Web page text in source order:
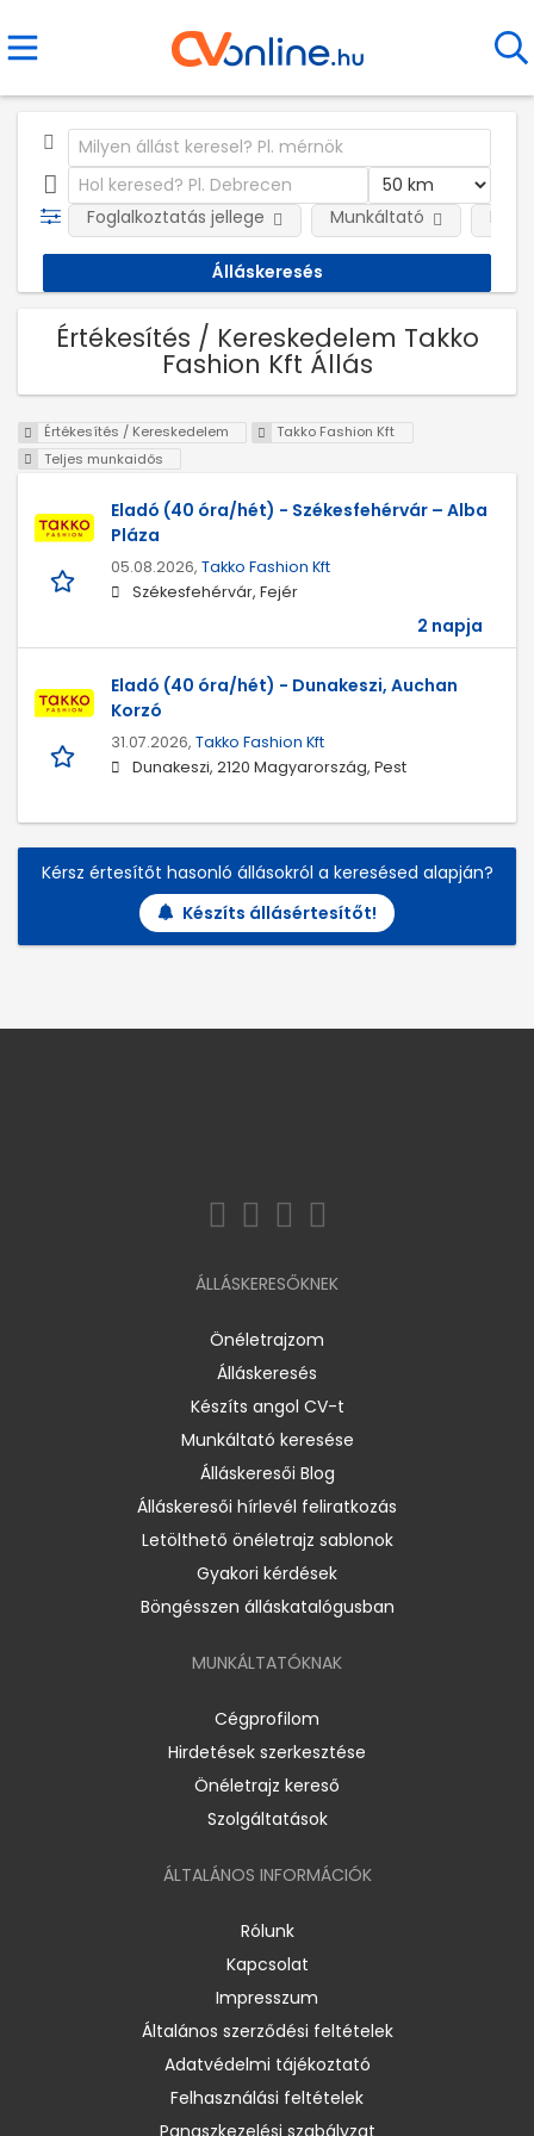
Foglalkoztatás jellege Munkáltató
Értékesítés / Kereskedelem Takko
Fashion Kft Állás
Értékesítés / Kereskedelem
Takko Fashion Kft
Teljes munkaidős
Eladó (40 óra/hét) - Székesfehérvár – Alba
Pláza
05.08.2026, Takko Fashion Kft
Székesfehérvár, Fejér
2 napja
Eladó (40 óra/hét) - Dunakeszi, Auchan
Korzó
31.07.2026, Takko Fashion Kft
Dunakeszi, 2120 Magyarország, Pest
Kérsz értesítőt hasonló állásokról a keresésed alapján?
Készíts állásértesítőt!
ÁLLÁSKERESŐKNEK
Önéletrajzom
Álláskeresés
Készíts angol CV-t
Munkáltató keresése
Álláskeresői Blog
Álláskeresői hírlevél feliratkozás
Letölthető önéletrajz sablonok
Gyakori kérdések
Böngésszen álláskatalógusban
MUNKÁLTATÓKNAK
Cégprofilom
Hirdetések szerkesztése
Önéletrajz kereső
Szolgáltatások
ÁLTALÁNOS INFORMÁCIÓK
Rólunk
Kapcsolat
Impresszum
Általános szerződési feltételek
Adatvédelmi tájékoztató
Felhasználási feltételek